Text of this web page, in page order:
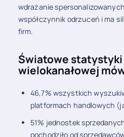
wdrażanie
współczynnik odrzuceń i ma
firm.
Światowe statystyki
wielokanałowej
46,7% wszystkich
platformach handlowych
51% jednostek
pochodziło od